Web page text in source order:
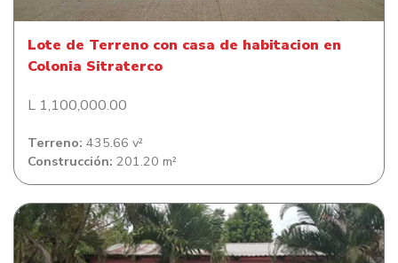
Lote de Terreno con casa de habitacion en
Colonia Sitraterco
L 1,100,000.00
Terreno: 435.66 v²
Construcción: 201.20 m²